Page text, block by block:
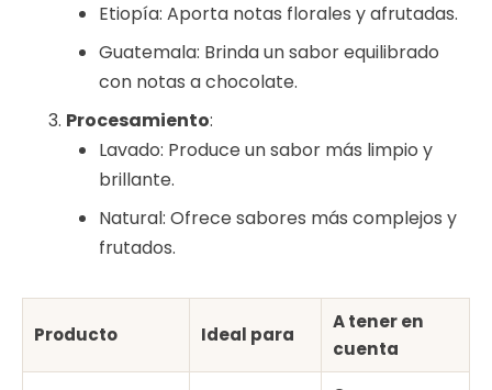
Etiopía: Aporta notas florales y afrutadas.
Guatemala: Brinda un sabor equilibrado
con notas a chocolate.
Procesamiento:
Lavado: Produce un sabor más limpio y
brillante.
Natural: Ofrece sabores más complejos y
frutados.
Producto Ideal para
A tener en
cuenta